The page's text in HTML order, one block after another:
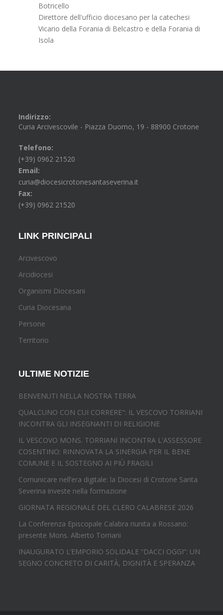
Botricello
Direttore dell'ufficio diocesano per la catechesi
Vicario della Forania di Belcastro e della Forania di
Isola
Indirizzo:
Curia Arcivescovile - Piazza Duomo, 19 - 88900 Crotone
Telefono:
(+39) 0962 21520
Email:
curia@diocesicrotonesantaseverina.it
Fax:
(+39) 0962 21520
LINK PRINCIPALI
Arcivescovo
Arcidiocesi
Organismi Diocesani
Curia Diocesana
Persone
Territorio
ULTIME NOTIZIE
BENVENUTI NELLA NOSTRA TERRA
QUALCUNO CON CUI CORRERE": IL VESCOVO TORRIANI
INCONTRA GLI INSEGNANTI DI RELIGIONE
IL VESCOVO MONS. TORRIANI INCONTRA L'ASSESSORE
COSENTINO: RINNOVATA LA SINERGIA PER IL BENE
COMUNE E IL SOSTEGNO AI PIÙ FRAGILI
Comunicare nell’era digitale: la Diocesi di Crotone Santa
Severina investe nella formazione
GIORNATA REGIONALE DEL CLERO CALABRESE 2026
La Conferenza Episcopale Calabra riunita a Rossano:
presente Mons. Alberto Torriani
INAUGURATO L’EMPORIO SOLIDALE “DACCI OGGI”: UN
SEGNO CONCRETO DI CARITÀ, DIGNITÀ E SPERANZA